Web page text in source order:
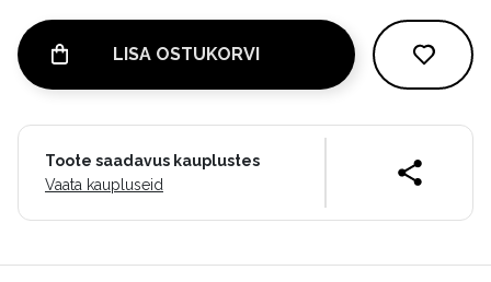
LISA OSTUKORVI
Toote saadavus kauplustes
Vaata kaupluseid